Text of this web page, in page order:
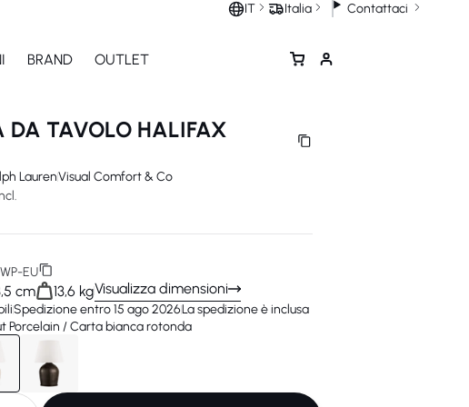
IT Italia Contattaci
BRAND OUTLET
DA TAVOLO HALIFAX
LaurenVisual Comfort & Co
EU
cm 13,6 kgVisualizza dimensioni
Spedizione entro 15 ago 2026La spedizione è inclusa
Porcelain / Carta bianca rotonda